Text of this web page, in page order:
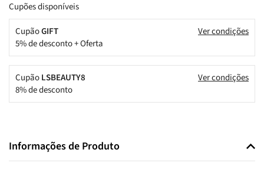
Cupões disponíveis
CupãoGIFT
5% de desconto + Oferta
Ver condições
CupãoLSBEAUTY8
8% de desconto
Ver condições
Informações de Produto